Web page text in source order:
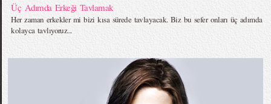
Üç Adımda Erkeği Tavlamak
Her zaman erkekler mi bizi kısa sürede tavlayacak. Biz bu sefer onları üç adımda
kolayca tavlıyoruz...